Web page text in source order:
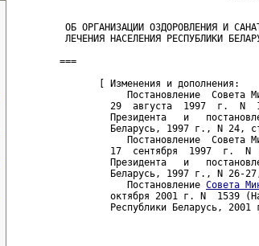
ОБ ОРГАНИЗАЦИИ ОЗДОРОВЛЕНИЯ И
ЛЕЧЕНИЯ НАСЕЛЕНИЯ РЕСПУБЛИКИ
===
       [ Изменения и дополнения:
Постановление  Совета
29  августа  1997  г.  N
Президента   и
Беларусь, 1997 г., N 24,
Постановление  Совета
17  сентября  1997  г.  N
Президента   и
Беларусь, 1997 г., N 26-
            Постановление
Совета
октября 2001 г. N  1539
Республики Беларусь, 2001